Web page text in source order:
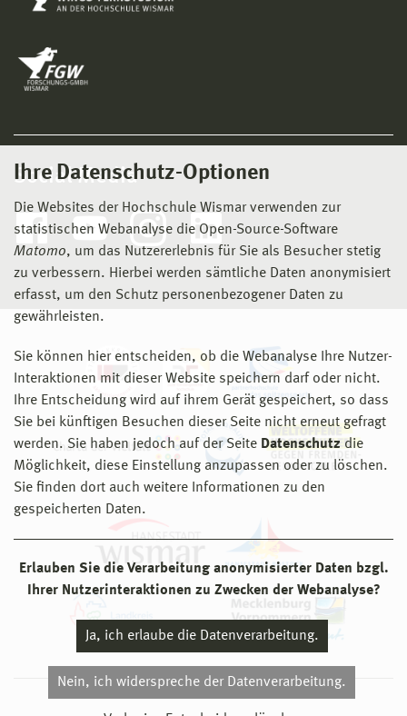
Ihre Datenschutz-Optionen
Die Websites der Hochschule Wismar verwenden zur
statistischen Webanalyse die Open-Source-Software
Matomo, um das Nutzererlebnis für Sie als Besucher stetig
zu verbessern. Hierbei werden sämtliche Daten anonymisiert
erfasst, um den Schutz personenbezogener Daten zu
gewährleisten.
Sie können hier entscheiden, ob die Webanalyse Ihre Nutzer-
Interaktionen mit dieser Website speichern darf oder nicht.
Ihre Entscheidung wird auf ihrem Gerät gespeichert, so dass
Sie bei künftigen Besuchen dieser Seite nicht erneut gefragt
werden. Sie haben jedoch auf der Seite Datenschutz die
Möglichkeit, diese Einstellung anzupassen oder zu löschen.
Sie finden dort auch weitere Informationen zu den
gespeicherten Daten.
Erlauben Sie die Verarbeitung anonymisierter Daten bzgl.
Ihrer Nutzerinteraktionen zu Zwecken der Webanalyse?
Ja, ich erlaube die Datenverarbeitung.
Nein, ich widerspreche der Datenverarbeitung.
Social Media